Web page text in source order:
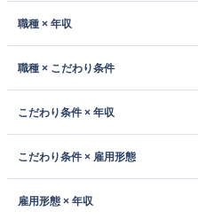
職種 × 年収
職種 × こだわり条件
こだわり条件 × 年収
こだわり条件 × 雇用形態
雇用形態 × 年収